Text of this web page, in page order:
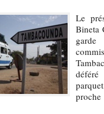
Le
Bineta